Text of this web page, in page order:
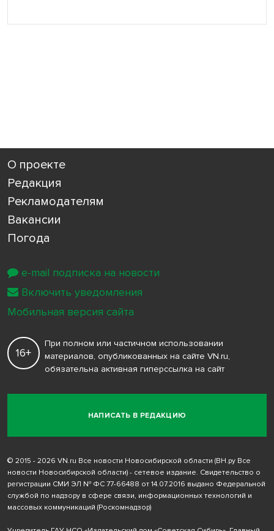
О проекте
Редакция
Рекламодателям
Вакансии
Погода
НАПИСАТЬ В РЕДАКЦИЮ
16+
При полном или частичном использовании
материалов, опубликованных на сайте VN.ru,
обязательна активная гиперссылка на сайт
© 2015 - 2026 VN.ru Все новости Новосибирской области (ВН.ру Все
новости Новосибирской области) - сетевое издание. Свидетельство о
регистрации СМИ ЭЛ № ФС 77-66488 от 14.07.2016 выдано Федеральной
службой по надзору в сфере связи, информационных технологий и
массовых коммуникаций (Роскомнадзор)
e-mail подписка на новости
Включить уведомления
Мобильная версия сайта